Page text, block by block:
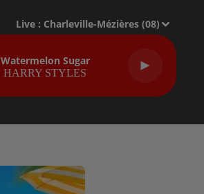
Live : Charleville-Mézières (08)
Watermelon Sugar
HARRY STYLES